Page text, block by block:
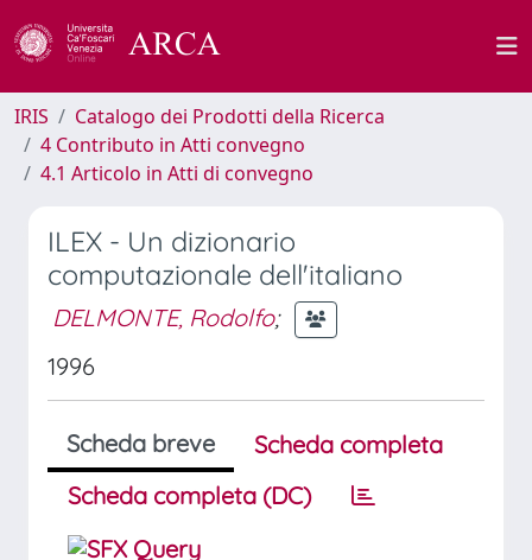
IRIS
Catalogo dei Prodotti della Ricerca
4 Contributo in Atti convegno
4.1 Articolo in Atti di convegno
ILEX - Un dizionario
computazionale dell'italiano
DELMONTE, Rodolfo;
1996
Scheda breve
Scheda completa
Scheda completa (DC)